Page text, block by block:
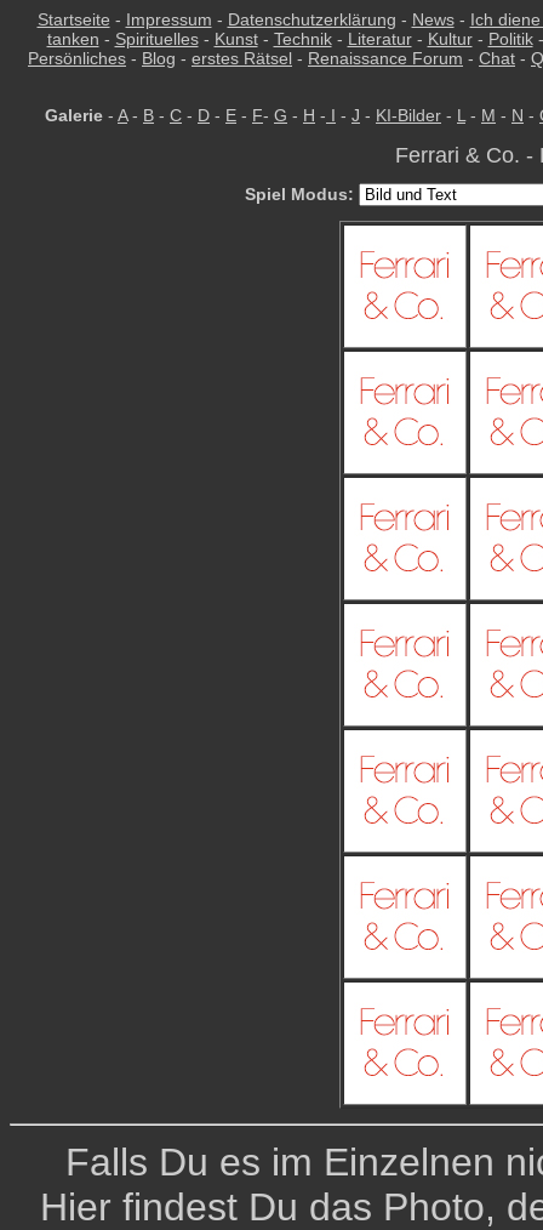
Startseite - Impressum - Datenschutzerklärung - News- Ich
tanken - Spirituelles- Kunst- Technik- Literatur- Kultur- Politik
Persönliches - Blog - erstes Rätsel - Renaissance Forum - Chat -
Galerie - A- B - C - D - E - F- G - H - I - J - KI-Bilder - L - M - N -
Ferrari & Co.
Spiel Modus:
Falls Du es im Einzelnen
Hier findest Du das Photo,